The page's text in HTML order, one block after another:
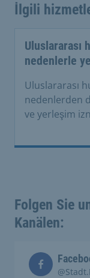
İlgili
Uluslararası
nedenlerle
Uluslararası
nedenlerden
ve yerleşim
Folgen Sie
Kanälen: